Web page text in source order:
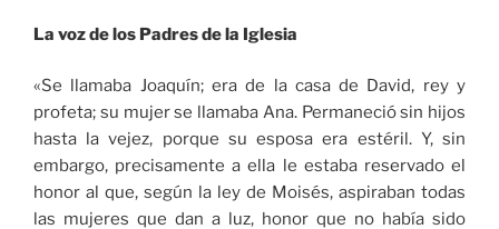
La voz de los Padres de la Iglesia
«Se llamaba Joaquín; era de la casa de David, rey y
profeta; su mujer se llamaba Ana. Permaneció sin hijos
hasta la vejez, porque su esposa era estéril. Y, sin
embargo, precisamente a ella le estaba reservado el
honor al que, según la ley de Moisés, aspiraban todas
las mujeres que dan a luz, honor que no había sido